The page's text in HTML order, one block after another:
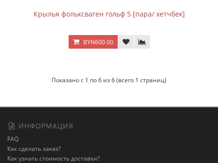
Крылья фольксваген гольф 5 [пара/ хетчбек]
BYN600.00
Показано с 1 по 6 из 6 (всего 1 страниц)
ИНФОРМАЦИЯ
FAQ
Как сделать заказ?
Как узнать стоимость доставки?